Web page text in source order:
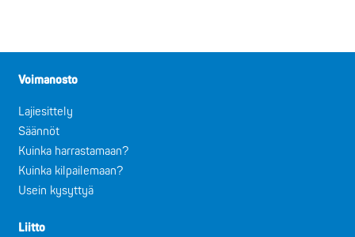
Voimanosto
Lajiesittely
Säännöt
Kuinka harrastamaan?
Kuinka kilpailemaan?
Usein kysyttyä
Liitto